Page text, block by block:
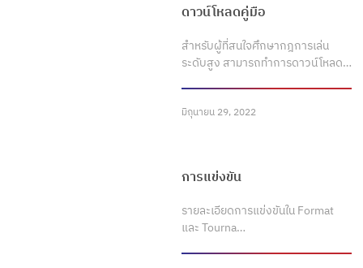
ดาวน์โหลดคู่มือ
สำหรับผู้ที่สนใจศึกษากฎการเล่น
ระดับสูง สามารถทำการดาวน์โหลด…
มิถุนายน 29, 2022
การแข่งขัน
รายละเอียดการแข่งขันใน Format
และ Tourna…